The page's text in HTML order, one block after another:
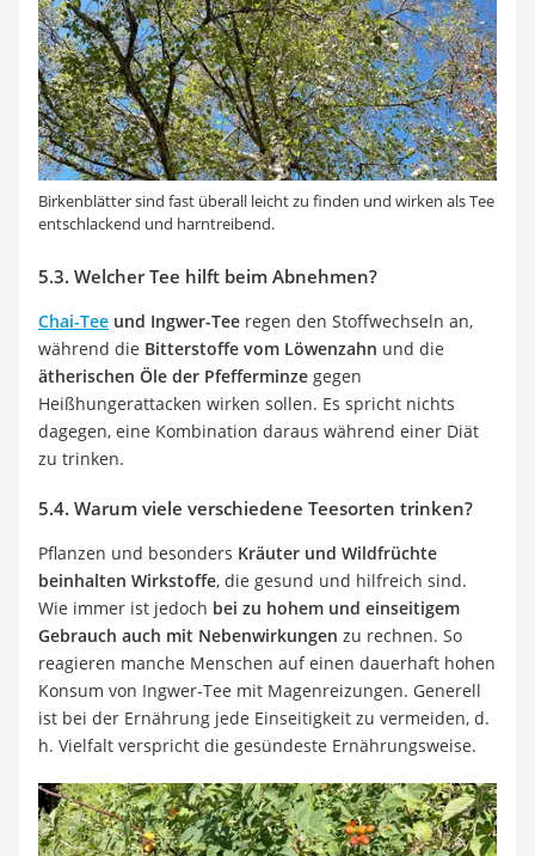
Birkenblätter sind fast überall leicht zu finden und wirken als Tee
entschlackend und harntreibend.
5.3. Welcher Tee hilft beim Abnehmen?
Chai-Tee und Ingwer-Tee regen den Stoffwechseln an,
während die Bitterstoffe vom Löwenzahn und die
ätherischen Öle der Pfefferminze gegen
Heißhungerattacken wirken sollen. Es spricht nichts
dagegen, eine Kombination daraus während einer Diät
zu trinken.
5.4. Warum viele verschiedene Teesorten trinken?
Pflanzen und besonders Kräuter und Wildfrüchte
beinhalten Wirkstoffe, die gesund und hilfreich sind.
Wie immer ist jedoch bei zu hohem und einseitigem
Gebrauch auch mit Nebenwirkungen zu rechnen. So
reagieren manche Menschen auf einen dauerhaft hohen
Konsum von Ingwer-Tee mit Magenreizungen. Generell
ist bei der Ernährung jede Einseitigkeit zu vermeiden, d.
h. Vielfalt verspricht die gesündeste Ernährungsweise.